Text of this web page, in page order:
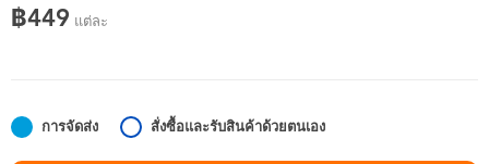
แบตเตอรี่
฿449 แต่ละ
การจัดส่ง สั่งซื้อและรับสินค้าด้วยตนเอง